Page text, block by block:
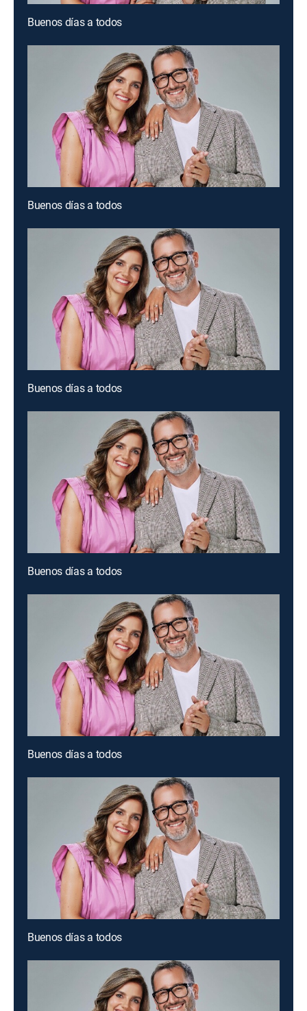
Buenos días a todos
Buenos días a todos
Buenos días a todos
Buenos días a todos
Buenos días a todos
Buenos días a todos